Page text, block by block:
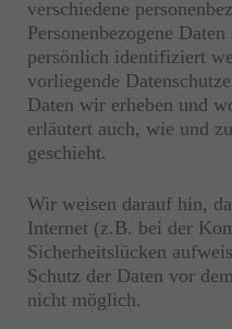
verschiedene
Personenbezogene
persönlich identifiziert
vorliegende
Daten wir erheben und
erläutert auch, wie und
geschieht.
Wir weisen darauf hin,
Internet (z.B. bei der
Sicherheitslücken
Schutz der Daten vor
nicht möglich.